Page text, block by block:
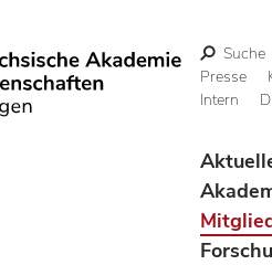
Suche
Presse
Intern